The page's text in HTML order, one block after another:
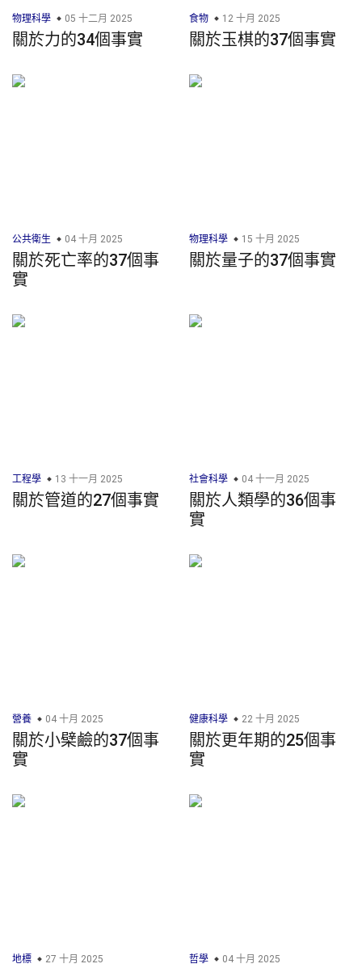
物理科學 05 十二月 2025
關於力的34個事實
食物 12 十月 2025
關於玉棋的37個事實
公共衛生 04 十月 2025
關於死亡率的37個事
實
物理科學 15 十月 2025
關於量子的37個事實
工程學 13 十一月 2025
關於管道的27個事實
社會科學 04 十一月 2025
關於人類學的36個事
實
營養 04 十月 2025
關於小檗鹼的37個事
實
健康科學 22 十月 2025
關於更年期的25個事
實
地標 27 十月 2025 哲學 04 十月 2025